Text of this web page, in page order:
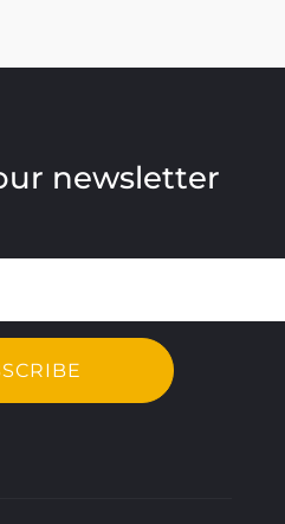
newsletter